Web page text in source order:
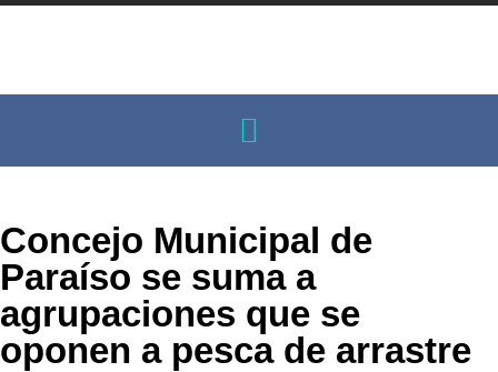
Concejo Municipal de
Paraíso se suma a
agrupaciones que se
oponen a pesca de arrastre